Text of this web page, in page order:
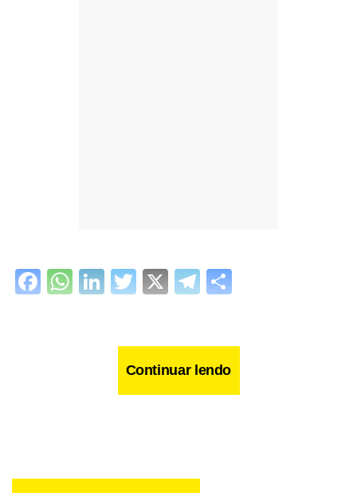
Facebook
WhatsApp
LinkedIn
Twitter
X Telegram
Continuar lendo